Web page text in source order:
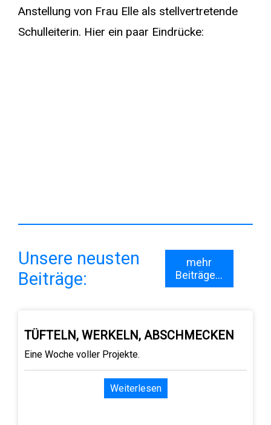
Anstellung von Frau Elle als stellvertretende
Schulleiterin. Hier ein paar Eindrücke:
Unsere neusten
Beiträge:
mehr
Beiträge...
TÜFTELN, WERKELN, ABSCHMECKEN
Eine Woche voller Projekte.
Weiterlesen